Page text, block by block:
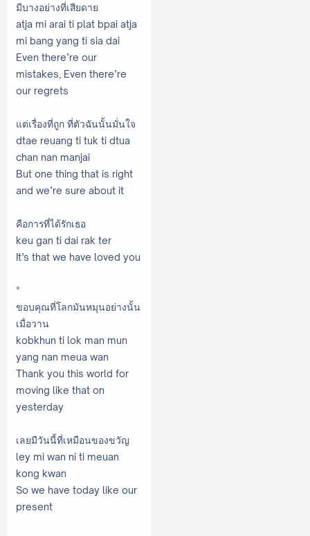
มีบางอย่างที่เสียดาย
atja mi arai ti plat bpai atja
mi bang yang ti sia dai
Even there’re our
mistakes, Even there’re
our regrets
แต่เรื่องที่ถูก ที่ตัวฉันนั้นมั่นใจ
dtae reuang ti tuk ti dtua
chan nan manjai
But one thing that is right
and we’re sure about it
คือการที่ได้รักเธอ
keu gan ti dai rak ter
It’s that we have loved you
*
ขอบคุณที่โลกมันหมุนอย่างนั้น
เมื่อวาน
kobkhun ti lok man mun
yang nan meua wan
Thank you this world for
moving like that on
yesterday
เลยมีวันนี้ที่เหมือนของขวัญ
ley mi wan ni ti meuan
kong kwan
So we have today like our
present